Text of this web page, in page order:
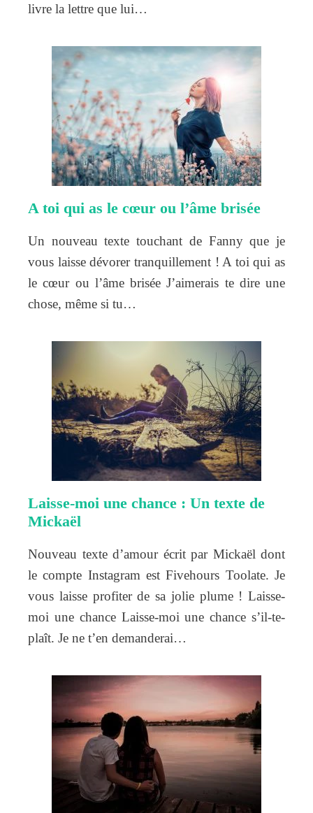
livre la lettre que lui…
A toi qui as le cœur ou l’âme brisée
Un nouveau texte touchant de Fanny que je
vous laisse dévorer tranquillement ! A toi qui as
le cœur ou l’âme brisée J’aimerais te dire une
chose, même si tu…
Laisse-moi une chance : Un texte de
Mickaël
Nouveau texte d’amour écrit par Mickaël dont
le compte Instagram est Fivehours Toolate. Je
vous laisse profiter de sa jolie plume ! Laisse-
moi une chance Laisse-moi une chance s’il-te-
plaît. Je ne t’en demanderai…